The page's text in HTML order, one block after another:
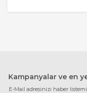
Kampanyalar ve en
E-Mail adresinizi haber